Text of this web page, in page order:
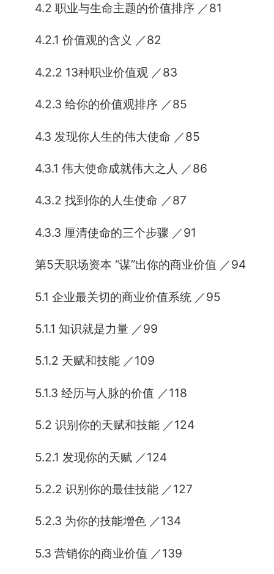
4.2 职业与生命主题的价值排序 ／81
4.2.1 价值观的含义 ／82
4.2.2 13种职业价值观 ／83
4.2.3 给你的价值观排序 ／85
4.3 发现你人生的伟大使命 ／85
4.3.1 伟大使命成就伟大之人 ／86
4.3.2 找到你的人生使命 ／87
4.3.3 厘清使命的三个步骤 ／91
第5天职场资本 “谋”出你的商业价值 ／94
5.1 企业最关切的商业价值系统 ／95
5.1.1 知识就是力量 ／99
5.1.2 天赋和技能 ／109
5.1.3 经历与人脉的价值 ／118
5.2 识别你的天赋和技能 ／124
5.2.1 发现你的天赋 ／124
5.2.2 识别你的最佳技能 ／127
5.2.3 为你的技能增色 ／134
5.3 营销你的商业价值 ／139